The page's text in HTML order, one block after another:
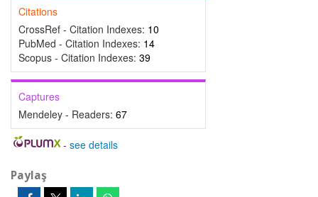
Citations
CrossRef - Citation Indexes: 10
PubMed - Citation Indexes: 14
Scopus - Citation Indexes: 39
Captures
Mendeley - Readers: 67
- see details
Paylaş